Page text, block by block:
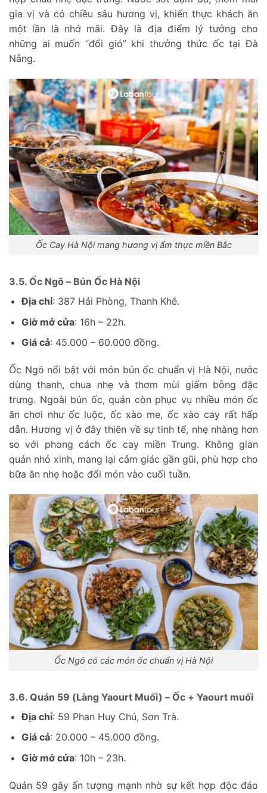
gia vị và có chiều sâu hương vị, khiến thực khách ăn
một lần là nhớ mãi. Đây là địa điểm lý tưởng cho
những ai muốn “đổi gió” khi thưởng thức ốc tại Đà
Nẵng.
Ốc Cay Hà Nội mang hương vị ẩm thực miền Bắc
3.5. Ốc Ngõ – Bún Ốc Hà Nội
Địa chỉ: 387 Hải Phòng, Thanh Khê.
Giờ mở cửa: 16h – 22h.
Giá cả: 45.000 – 60.000 đồng.
Ốc Ngõ nổi bật với món bún ốc chuẩn vị Hà Nội, nước
dùng thanh, chua nhẹ và thơm mùi giấm bỗng đặc
trưng. Ngoài bún ốc, quán còn phục vụ nhiều món ốc
ăn chơi như ốc luộc, ốc xào me, ốc xào cay rất hấp
dẫn. Hương vị ở đây thiên về sự tinh tế, nhẹ nhàng hơn
so với phong cách ốc cay miền Trung. Không gian
quán nhỏ xinh, mang lại cảm giác gần gũi, phù hợp cho
bữa ăn nhẹ hoặc đổi món vào cuối tuần.
Ốc Ngõ có các món ốc chuẩn vị Hà Nội
3.6. Quán 59 (Làng Yaourt Muối) – Ốc + Yaourt muối
Địa chỉ: 59 Phan Huy Chú, Sơn Trà.
Giá cả: 20.000 – 45.000 đồng.
Giờ mở cửa: 10h – 23h.
Quán 59 gây ấn tượng mạnh nhờ sự kết hợp độc đáo